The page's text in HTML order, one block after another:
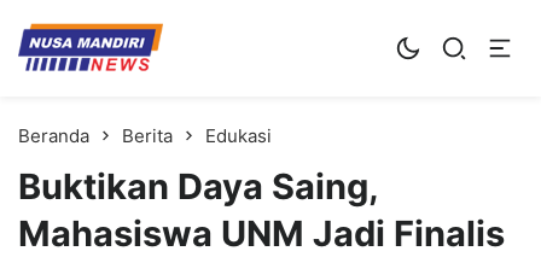
Kampus Digital Bisnis
Universitas Nusa Mandiri
Beranda Berita Edukasi
Buktikan Daya Saing,
Mahasiswa UNM Jadi Finalis